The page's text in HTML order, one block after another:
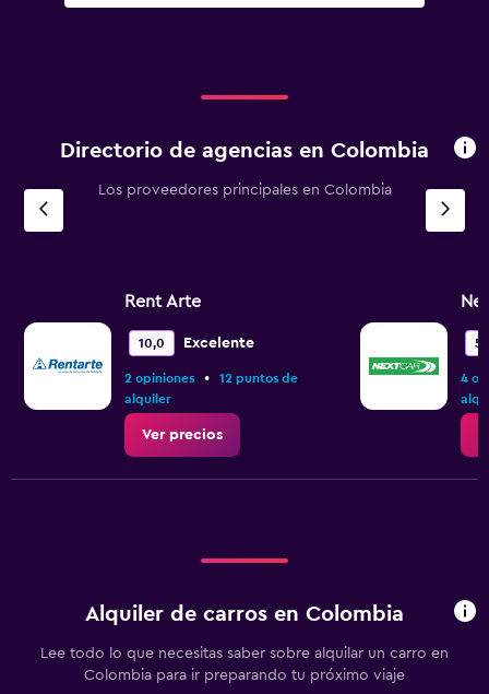
Directorio de agencias en Colombia
Los proveedores principales en Colombia
Rent Arte
10,0 Excelente
2 opiniones •
12 puntos de
alquiler
Ver precios
4
Alquiler de carros en Colombia
Lee todo lo que necesitas saber sobre alquilar un carro en
Colombia para ir preparando tu próximo viaje